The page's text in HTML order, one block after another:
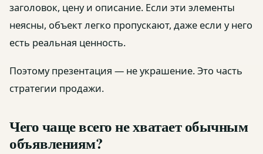
заголовок, цену и описание. Если эти элементы
неясны, объект легко пропускают, даже если у него
есть реальная ценность.
Поэтому презентация — не украшение. Это часть
стратегии продажи.
Чего чаще всего не хватает обычным
объявлениям?